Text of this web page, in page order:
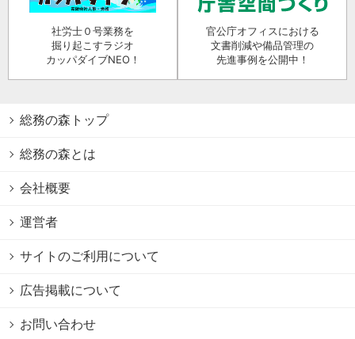
社労士０号業務を
掘り起こすラジオ
カッパダイブNEO！
官公庁オフィスにおける
文書削減や備品管理の
先進事例を公開中！
総務の森トップ
総務の森とは
会社概要
運営者
サイトのご利用について
広告掲載について
お問い合わせ